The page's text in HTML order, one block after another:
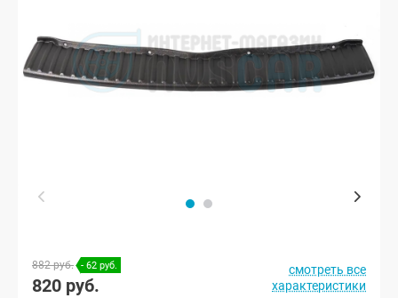
882 руб. - 62 руб.
820 руб.
смотреть все
характеристики